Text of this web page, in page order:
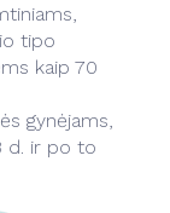
tipo
kaip 70
gynėjams,
d. ir po to